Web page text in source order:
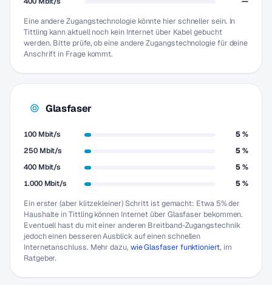
Eine andere Zugangstechnologie könnte hier schneller sein. In
Tittling kann aktuell noch kein Internet über Kabel gebucht
werden. Bitte prüfe, ob eine andere Zugangstechnologie für deine
Anschrift in Frage kommt.
Glasfaser
100 Mbit/s
5 %
250 Mbit/s
5 %
400 Mbit/s
5 %
1.000 Mbit/s
5 %
Ein erster (aber klitzekleiner) Schritt ist gemacht: Etwa 5% der
Haushalte in Tittling können Internet über Glasfaser bekommen.
Eventuell hast du mit einer anderen Breitband-Zugangstechnik
jedoch einen besseren Ausblick auf einen schnellen
Internetanschluss. Mehr dazu, wie Glasfaser funktioniert, im
Ratgeber.